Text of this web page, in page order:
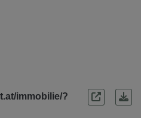
immobilie/?